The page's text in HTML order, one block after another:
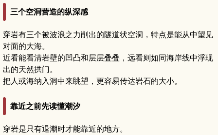
三个空洞营造的纵深感
穿岩有三个被波浪之力削出的隧道状空洞，特点是能从中望见
对面的大海。
近看能看清岩壁的凹凸和层层叠叠，远看则如同海岸线中浮现
出的天然拱门。
把人或海纳入洞中来眺望，更容易传达岩石的大小。
靠近之前先读懂潮汐
穿岩是只有退潮时才能靠近的地方。